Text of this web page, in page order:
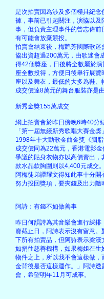
是次拍賣因為涉及多個極具紀
褲，事前已引起關注，演協以
事，但負責主理事件的曾志偉
有可能會放棄競投。
拍賣會結束後，梅艷芳國際歌
協出資超過200萬元，由歌迷會
得42個獎座，日後將全數屬於
座全數投得，方便日後舉行展
座以及舞衣，最低的大多為鞋、
成交價達8萬元的舞台服裝亦是
新秀金獎155萬成交
網上拍賣會於昨日傍晚6時40分
「第一屆無綫新秀歌唱大賽金
1998年十大勁歌金曲金獎《胭
成交價同為22萬元，香港電影
爭議的貼身衣物亦以高價賣出
款水晶款胸圍則以4,400元成交。
阿梅徒弟譚耀文得知此事十分
努力投回獎項，要夾錢及出力隨
阿詩：有錢不如做善事
昨日何韻詩為其音樂會進行綵
賣截止日，阿詩表示沒有留意
下所有拍賣品，但阿詩表示梁
如捐往慈善機構，如果梅姐在
物件之上，所以我不會這樣做
金背後是否這樣運作。」阿詩
會，希望明年11月可成事。